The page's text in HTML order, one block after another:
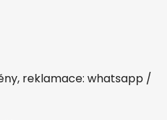
reklamace: whatsapp /